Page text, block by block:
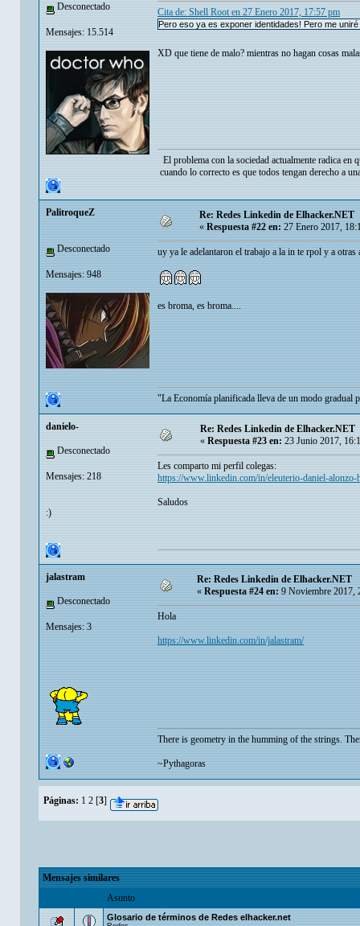
Desconectado
Mensajes: 15.514
Cita de: Shell Root en 27 Enero 2017, 17:57 pm
Pero eso ya es exponer identidades! Pero me
XD que tiene de malo? mientras no hagan cosas
El problema con la sociedad actualmente radica en
cuando lo correcto es que todos tengan derecho a
PalitroqueZ
Desconectado
Mensajes: 948
Re: Redes Linkedin de Elhacker.NET
«Respuesta #22 en:27 Enero 2017,
uy ya le adelantaron el trabajo a la in te rpol y a otras
es broma, es broma....
"La Economía planificada lleva de un modo gradual
danielo-
Desconectado
Mensajes: 218
:)
Re: Redes Linkedin de Elhacker.NET
« Respuesta #23 en: 23 Junio 2017,
Les comparto mi perfil colegas:
https://www.linkedin.com/in/eleuterio-daniel-alonzo-
Saludos
jalastram
Desconectado
Mensajes: 3
Re: Redes Linkedin de Elhacker.NET
«Respuesta #24 en:9 Noviembre 2017,
Hola
https://www.linkedin.com/in/jalastram/
There is geometry in the humming of the strings.
~Pythagoras
Páginas: 1 2 [3]
Mensajes similares
Asunto
Glosario de términos de Redes elhacker.net